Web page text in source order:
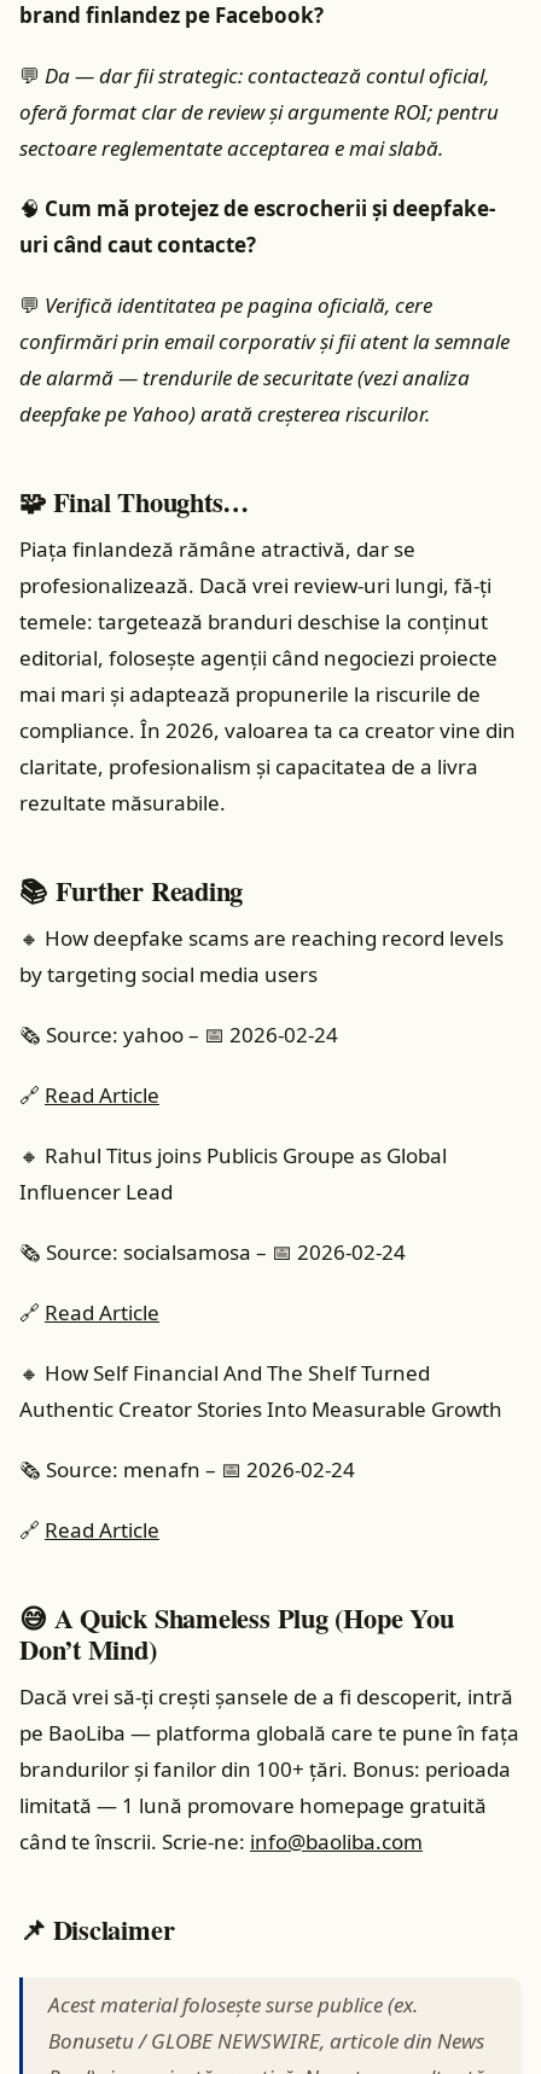
brand finlandez pe Facebook?
💬 Da — dar fii strategic: contactează contul oficial,
oferă format clar de review și argumente ROI; pentru
sectoare reglementate acceptarea e mai slabă.
🧠 Cum mă protejez de escrocherii şi deepfake-
uri când caut contacte?
💬 Verifică identitatea pe pagina oficială, cere
confirmări prin email corporativ şi fii atent la semnale
de alarmă — trendurile de securitate (vezi analiza
deepfake pe Yahoo) arată creşterea riscurilor.
🧩 Final Thoughts…
Piața finlandeză rămâne atractivă, dar se
profesionalizează. Dacă vrei review-uri lungi, fă-ți
temele: targetează branduri deschise la conținut
editorial, folosește agenții când negociezi proiecte
mai mari și adaptează propunerile la riscurile de
compliance. În 2026, valoarea ta ca creator vine din
claritate, profesionalism și capacitatea de a livra
rezultate măsurabile.
📚 Further Reading
🔸 How deepfake scams are reaching record levels
by targeting social media users
🗞️ Source: yahoo – 📅 2026-02-24
🔗 Read Article
🔸 Rahul Titus joins Publicis Groupe as Global
Influencer Lead
🗞️ Source: socialsamosa – 📅 2026-02-24
🔗 Read Article
🔸 How Self Financial And The Shelf Turned
Authentic Creator Stories Into Measurable Growth
🗞️ Source: menafn – 📅 2026-02-24
🔗 Read Article
😅 A Quick Shameless Plug (Hope You
Don’t Mind)
Dacă vrei să-ți crești șansele de a fi descoperit, intră
pe BaoLiba — platforma globală care te pune în fața
brandurilor și fanilor din 100+ țări. Bonus: perioada
limitată — 1 lună promovare homepage gratuită
când te înscrii. Scrie-ne: info@baoliba.com
📌 Disclaimer
Acest material folosește surse publice (ex.
Bonusetu / GLOBE NEWSWIRE, articole din News